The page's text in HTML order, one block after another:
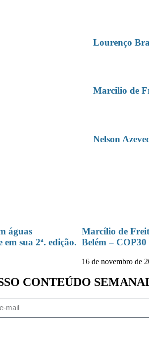
Lourenço
Marcilio de
Nelson
águas
em sua 2ª. edição.
Marcílio de
Belém –
16 de novembro de
CONTEÚDO